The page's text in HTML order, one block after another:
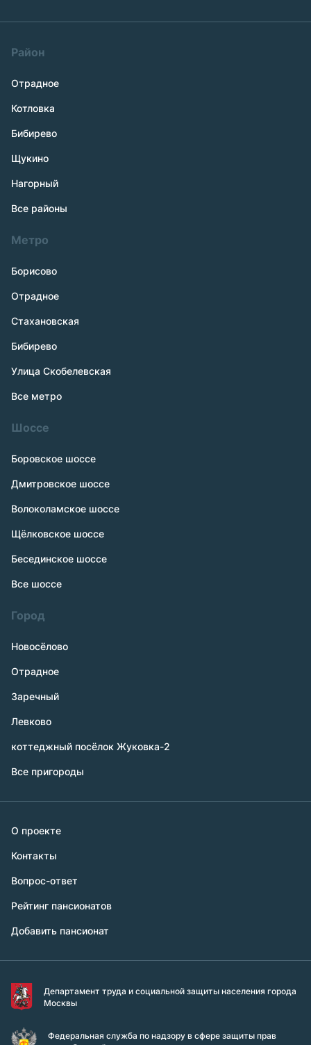
Район
Отрадное
Котловка
Бибирево
Щукино
Нагорный
Все районы
Метро
Борисово
Отрадное
Стахановская
Бибирево
Улица Скобелевская
Все метро
Шоссе
Боровское шоссе
Дмитровское шоссе
Волоколамское шоссе
Щёлковское шоссе
Бесединское шоссе
Все шоссе
Город
Новосёлово
Отрадное
Заречный
Левково
коттеджный посёлок Жуковка-2
Все пригороды
О проекте
Контакты
Вопрос-ответ
Рейтинг пансионатов
Добавить пансионат
Департамент труда и социальной защиты населения города
Москвы
Федеральная служба по надзору в сфере защиты прав